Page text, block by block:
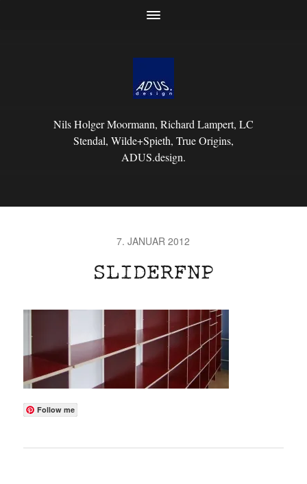
Nils Holger Moormann, Richard Lampert, LC
Stendal, Wilde+Spieth, True Origins,
ADUS.design.
7. JANUAR 2012
Follow me